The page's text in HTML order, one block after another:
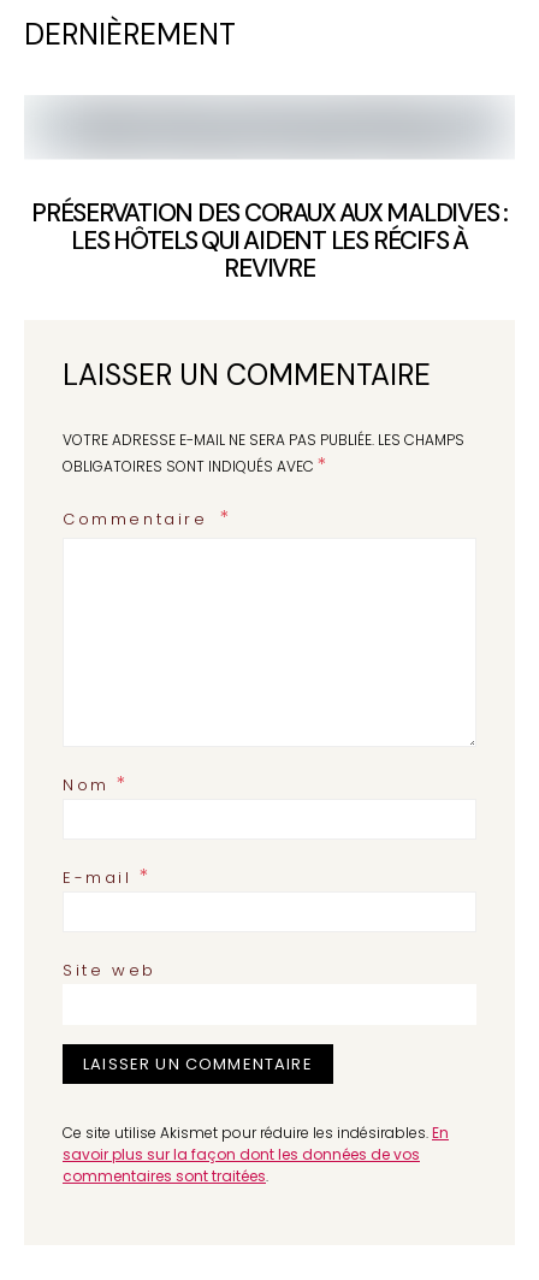
DERNIÈREMENT
PRÉSERVATION DES CORAUX AUX MALDIVES :
LES HÔTELS QUI AIDENT LES RÉCIFS À
REVIVRE
LAISSER UN COMMENTAIRE
VOTRE ADRESSE E-MAIL NE SERA PAS PUBLIÉE. LES CHAMPS
OBLIGATOIRES SONT INDIQUÉS AVEC *
Commentaire
Nom*
E-mail*
Site web
Ce site utilise Akismet pour réduire les indésirables.En
savoir plus sur la façon dont les données de vos
commentaires sont traitées.